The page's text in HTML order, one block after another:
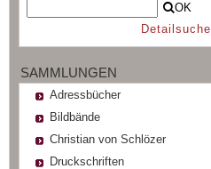
OK
Detailsuche
SAMMLUNGEN
Adressbücher
Bildbände
Christian von Schlözer
Druckschriften